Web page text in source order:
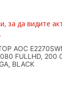
за да видите
AOC
FULLHD, 200
BLACK